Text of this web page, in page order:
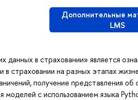
Дополнительные
LMS
в страховании» является
на разных этапах
получение представления об
моделей с использованием языка